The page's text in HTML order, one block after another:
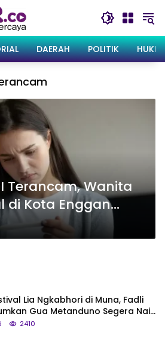
DAERAH POLITIK
Terancam, Wanita
di Kota Enggan
Lia Ngkabhori di Muna, Fadli
Gua Metanduno Segera Naik
Cagar Budaya Nasional
2410